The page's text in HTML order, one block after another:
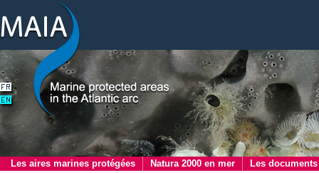
Les aires marines protégées Natura 2000 en mer Les documents